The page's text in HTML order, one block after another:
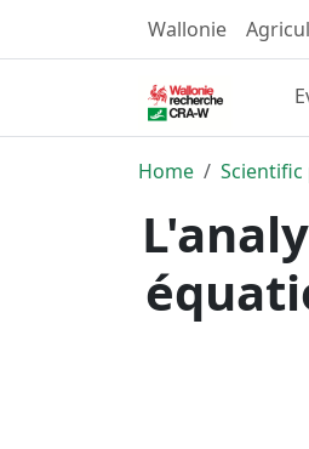
Wallonie
Home